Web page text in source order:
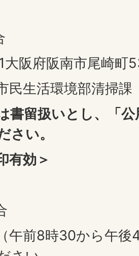
阪府阪南市尾崎町
民生活環境部清掃課
書留扱いとし、「
さい。
有効＞
午前8時30から午後